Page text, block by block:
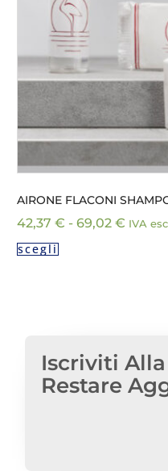
AIRONE FLACONI
42,37 € - 69,02 € IVA
scegli
Iscriviti
Restare